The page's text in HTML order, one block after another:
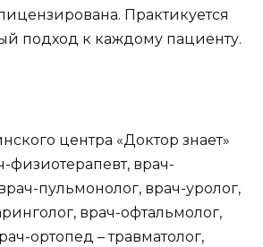
Практикуется
подход к каждому пациенту.
центра «Доктор знает»
физиотерапевт, врач-
пульмонолог, врач-уролог,
врач-офтальмолог,
ортопед – травматолог,